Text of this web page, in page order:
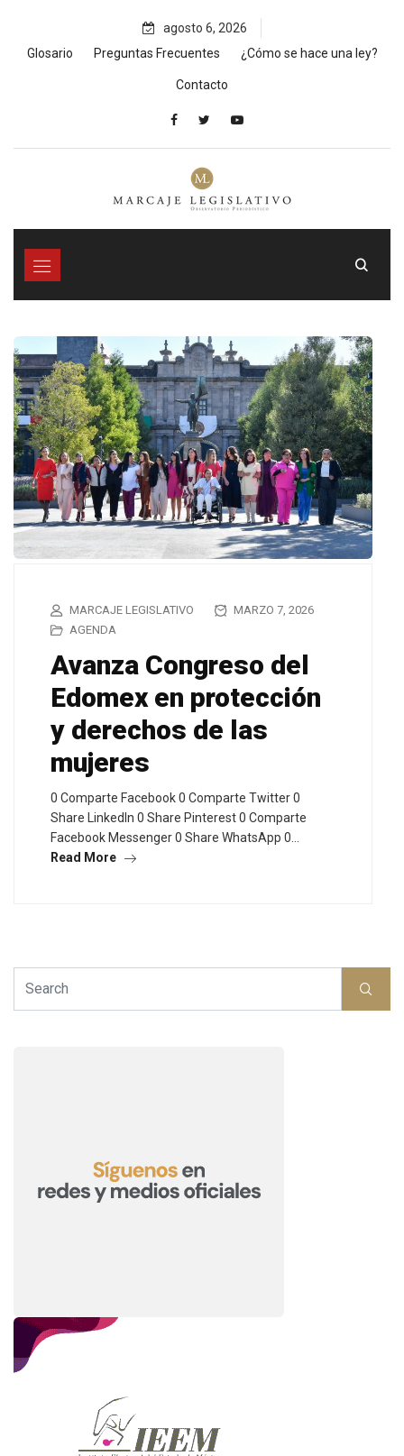
content
agosto 6, 2026
Glosario
Preguntas Frecuentes ¿Cómo se hace una ley?
Contacto
MARCAJE LEGISLATIVO
MARZO 7, 2026
AGENDA
Avanza Congreso del
Edomex en protección
y derechos de las
mujeres
0 Comparte Facebook 0 Comparte Twitter 0
Share LinkedIn 0 Share Pinterest 0 Comparte
Facebook Messenger 0 Share WhatsApp 0…
Read More